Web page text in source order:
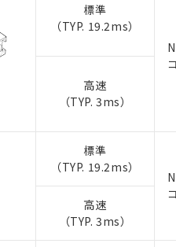
標準
（TYP. 19.2ms）
高速
（TYP. 3ms）
標準
（TYP. 19.2ms）
高速
（TYP. 3ms）